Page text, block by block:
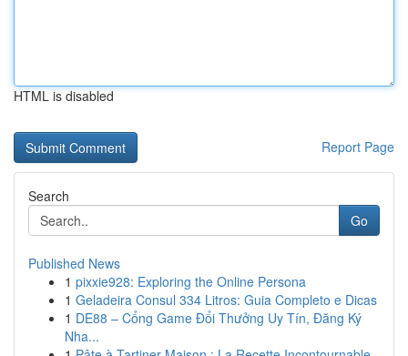
HTML is disabled
Report Page
Search
Go
Published News
1 pixxie928: Exploring the Online Persona
1 Geladeira Consul 334 Litros: Guia Completo e Dicas
1 DE88 – Cổng Game Đổi Thưởng Uy Tín, Đăng Ký
Nha...